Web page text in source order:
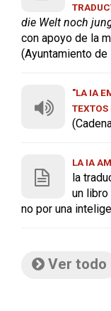
die Welt noch
con apoyo de la
(Ayuntamiento
"LA IA
TEXTOS
LA IA
la
un libro
no por una
Ver todo